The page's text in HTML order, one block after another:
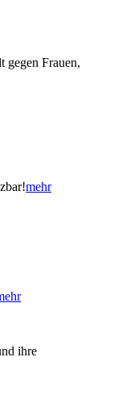
gegen Frauen,
mehr
ihre